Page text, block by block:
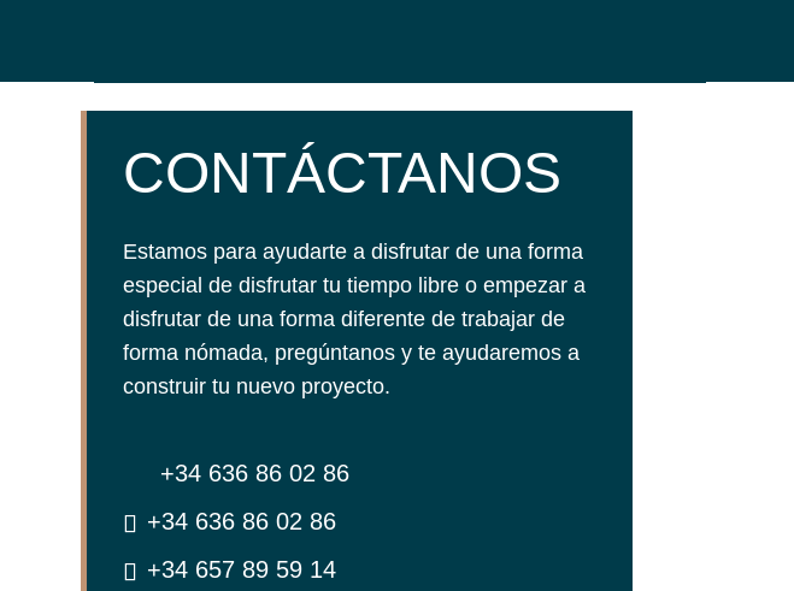
CONTÁCTANOS
Estamos para ayudarte a disfrutar de una forma
especial de disfrutar tu tiempo libre o empezar a
disfrutar de una forma diferente de trabajar de
forma nómada, pregúntanos y te ayudaremos a
construir tu nuevo proyecto.
+34 636 86 02 86
+34 636 86 02 86
+34 657 89 59 14